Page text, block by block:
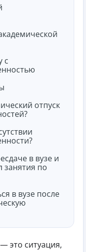
с
отпуск
в вузе и
занятия по
в вузе после
это ситуация,